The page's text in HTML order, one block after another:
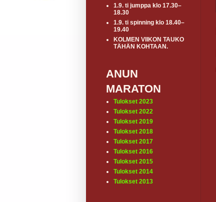
1.9. ti jumppa klo 17.30–
18.30
1.9. ti spinning klo 18.40–
19.40
KOLMEN VIIKON TAUKO
TÄHÄN KOHTAAN.
ANUN
MARATON
Tulokset 2023
Tulokset 2022
Tulokset 2019
Tulokset 2018
Tulokset 2017
Tulokset 2016
Tulokset 2015
Tulokset 2014
Tulokset 2013